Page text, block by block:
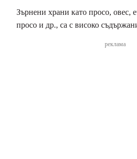
Зърнени храни като просо, овес,
просо и др., са с високо
реклама